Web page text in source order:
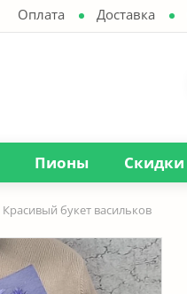
Оплата Доставка
Пионы Скидки
Красивый букет васильков